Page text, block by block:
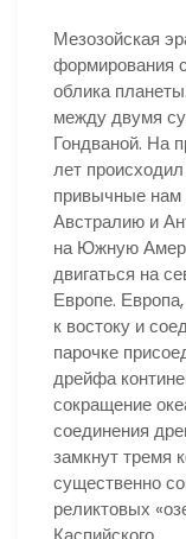
Мезозойская
формирования
облика
между двумя
Гондваной. На
лет
привычные
Австралию и
на Южную
двигаться на
Европе.
к востоку и
парочке
дрейфа
сокращение
соединения
замкнут тремя
существенно
реликтовых